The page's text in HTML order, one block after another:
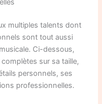
multiples talents dont
sont tout aussi
Ci-dessous,
sur sa taille,
personnels, ses
professionnelles.